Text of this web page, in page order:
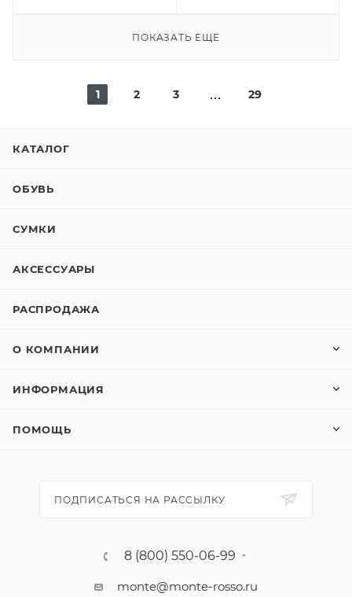
ПОКАЗАТЬ ЕЩЕ
1 2 3 29
КАТАЛОГ
ОБУВЬ
СУМКИ
АКСЕССУАРЫ
РАСПРОДАЖА
О КОМПАНИИ
ИНФОРМАЦИЯ
ПОМОЩЬ
ПОДПИСАТЬСЯ НА РАССЫЛКУ
8 (800) 550-06-99
monte@monte-rosso.ru